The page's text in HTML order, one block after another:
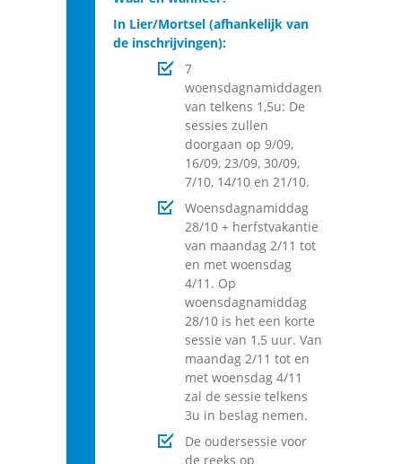
In Lier/Mortsel (afhankelijk van
de inschrijvingen):
7
woensdagnamiddagen
van telkens 1,5u: De
sessies zullen
doorgaan op 9/09,
16/09, 23/09, 30/09,
7/10, 14/10 en 21/10.
Woensdagnamiddag
28/10 + herfstvakantie
van maandag 2/11 tot
en met woensdag
4/11. Op
woensdagnamiddag
28/10 is het een korte
sessie van 1,5 uur. Van
maandag 2/11 tot en
met woensdag 4/11
zal de sessie telkens
3u in beslag nemen.
De oudersessie voor
de reeks op